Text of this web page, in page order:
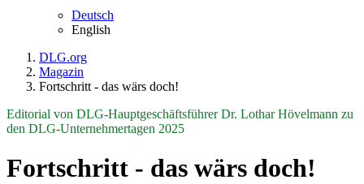
Deutsch
English
DLG.org
Magazin
Fortschritt - das wärs doch!
Editorial von DLG-Hauptgeschäftsführer Dr. Lothar Hövelmann zu
den DLG-Unternehmertagen 2025
Fortschritt - das wärs doch!